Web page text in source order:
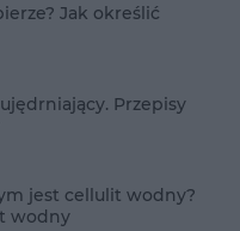
Jak określić
Przepisy
jest cellulit wodny?
wodny